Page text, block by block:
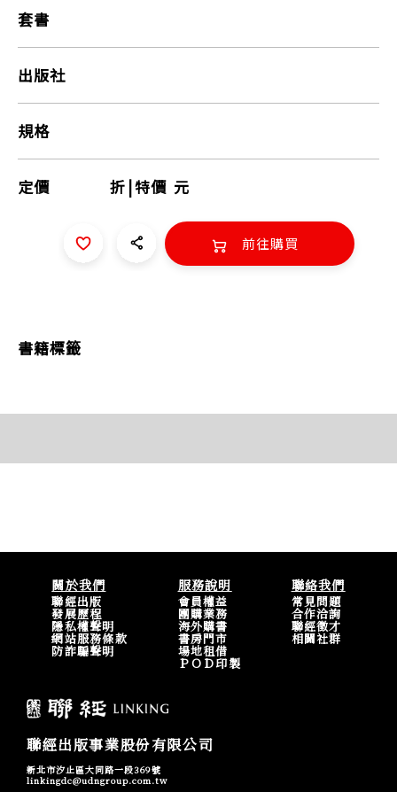
套書
出版社
規格
定價 折 |特價 元
前往購買
書籍標籤
關於我們
聯經出版
發展歷程
隱私權聲明
網站服務條款
防詐騙聲明
服務說明
會員權益
團購業務
海外購書
書房門市
場地租借
ＰＯＤ印製
聯絡我們
常見問題
合作洽詢
聯經徵才
相關社群
聯經出版事業股份有限公司
新北市汐止區大同路一段369號
linkingdc@udngroup.com.tw